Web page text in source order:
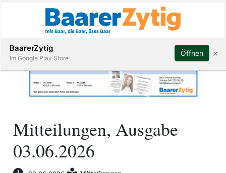
Veranstaltungen
Stellen
Abonnieren
Mitteilungen, Ausgabe
03.06.2026
BaarerZytig
Im Google Play Store
Öffnen ×